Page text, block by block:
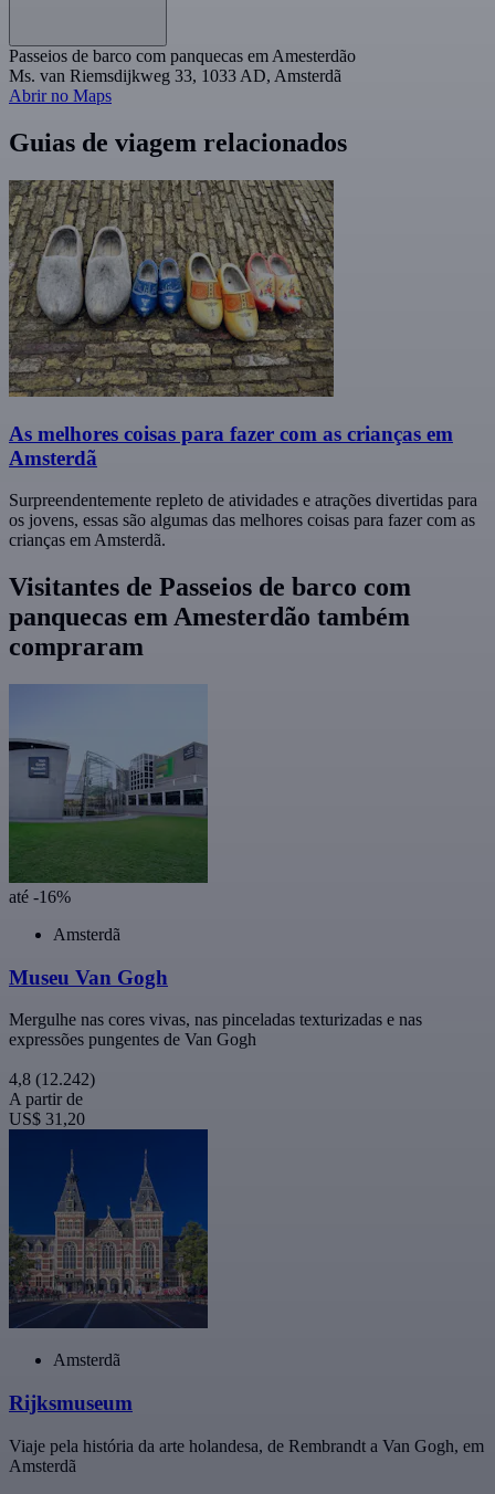
Passeios de barco com panquecas em Amesterdão
Ms. van Riemsdijkweg 33, 1033 AD, Amsterdã
Abrir no Maps
Guias de viagem relacionados
As melhores coisas para fazer com as crianças em
Amsterdã
Surpreendentemente repleto de atividades e atrações divertidas para
os jovens, essas são algumas das melhores coisas para fazer com as
crianças em Amsterdã.
Visitantes de Passeios de barco com
panquecas em Amesterdão também
compraram
até -16%
Amsterdã
Museu Van Gogh
Mergulhe nas cores vivas, nas pinceladas texturizadas e nas
expressões pungentes de Van Gogh
4,8 (12.242)
A partir de
US$ 31,20
Amsterdã
Rijksmuseum
Viaje pela história da arte holandesa, de Rembrandt a Van Gogh, em
Amsterdã